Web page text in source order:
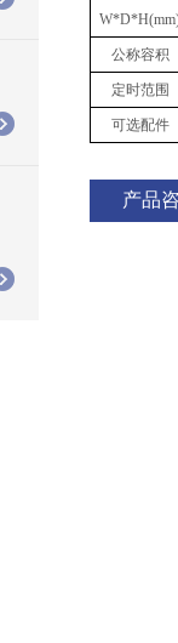
公称容积
定时范围
可选配件
产品